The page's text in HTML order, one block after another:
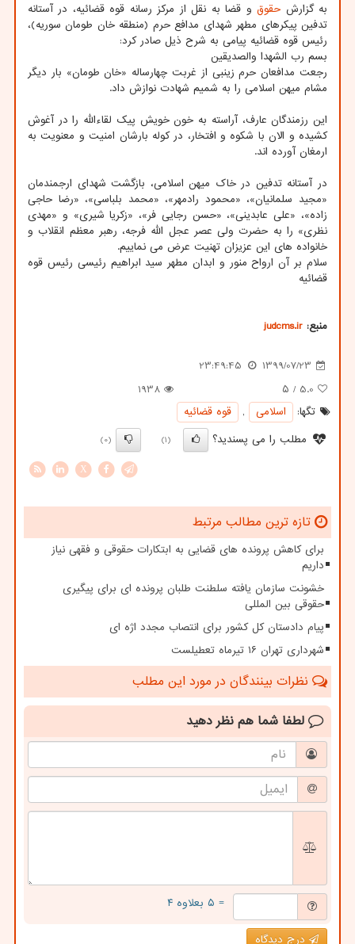
به گزارش حقوقو قضا به نقل از مرکز رسانه قوه قضائیه، در آستانه
تدفین پیکرهای مطهر شهدای مدافع حرم (منطقه خان طومان سوریه)،
رئیس قوه قضائیه پیامی به شرح ذیل صادر کرد:
بسم رب الشهدا والصدیقین
رجعت مدافعان حرم زینبی از غربت چهارساله «خان طومان» بار دیگر
مشام میهن اسلامی را به شمیم شهادت نوازش داد.
این رزمندگان عارف، آراسته به خون خویش پیک لقاءالله را در آغوش
کشیده و الان با شکوه و افتخار، در کوله بارشان امنیت و معنویت به
ارمغان آورده اند.
در آستانه تدفین در خاک میهن اسلامی، بازگشت شهدای ارجمندمان
«مجید سلمانیان»، «محمود رادمهر»، «محمد بلباسی»، «رضا حاجی
زاده»، «علی عابدینی»، «حسن رجایی فر»، «زکریا شیری» و «مهدی
نظری» را به حضرت ولی عصر عجل الله فرجه، رهبر معظم انقلاب و
خانواده های این عزیزان تهنیت عرض می نماییم.
سلام بر آن ارواح منور و ابدان مطهر سید ابراهیم رئیسی رئیس قوه
قضائیه
منبع: judcms.ir
1399/07/23
23:49:45
5.0 / ۵
1938
تگها:
اسلامی ,
قوه قضائیه
مطلب را می پسندید؟
(1)
(0)
X
تازه ترین مطالب مرتبط
برای کاهش پرونده های قضایی به ابتکارات حقوقی و فقهی نیاز
داریم
خشونت سازمان یافته سلطنت طلبان پرونده ای برای پیگیری
حقوقی بین المللی
پیام دادستان کل کشور برای انتصاب مجدد اژه ای
شهرداری تهران ۱۶ تیرماه تعطیلست
نظرات بینندگان در مورد این مطلب
لطفا شما هم نظر دهید
= ۵ بعلاوه ۴
درج دیدگاه